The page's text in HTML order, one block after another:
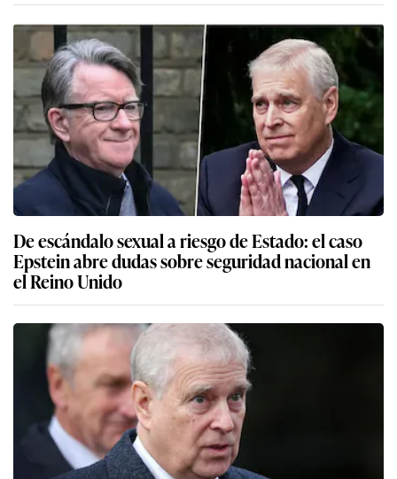
De escándalo sexual a riesgo de Estado: el caso
Epstein abre dudas sobre seguridad nacional en
el Reino Unido